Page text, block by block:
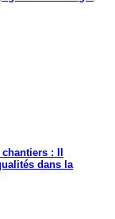
: Il
dans la